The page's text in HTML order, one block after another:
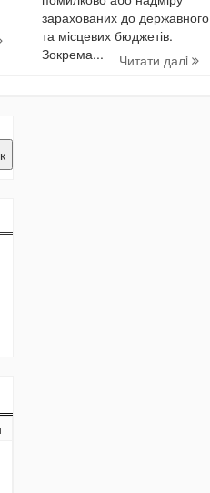
зарахованих до державного
та місцевих бюджетів.
Зокрема...
Читати далi